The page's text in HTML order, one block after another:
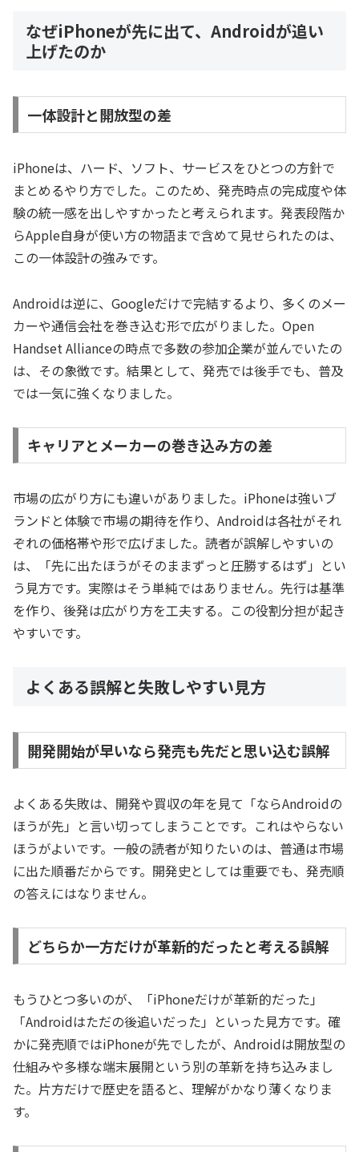
なぜiPhoneが先に出て、Androidが追い
上げたのか
一体設計と開放型の差
iPhoneは、ハード、ソフト、サービスをひとつの方針で
まとめるやり方でした。このため、発売時点の完成度や体
験の統一感を出しやすかったと考えられます。発表段階か
らApple自身が使い方の物語まで含めて見せられたのは、
この一体設計の強みです。
Androidは逆に、Googleだけで完結するより、多くのメー
カーや通信会社を巻き込む形で広がりました。Open
Handset Allianceの時点で多数の参加企業が並んでいたの
は、その象徴です。結果として、発売では後手でも、普及
では一気に強くなりました。
キャリアとメーカーの巻き込み方の差
市場の広がり方にも違いがありました。iPhoneは強いブ
ランドと体験で市場の期待を作り、Androidは各社がそれ
ぞれの価格帯や形で広げました。読者が誤解しやすいの
は、「先に出たほうがそのままずっと圧勝するはず」とい
う見方です。実際はそう単純ではありません。先行は基準
を作り、後発は広がり方を工夫する。この役割分担が起き
やすいです。
よくある誤解と失敗しやすい見方
開発開始が早いなら発売も先だと思い込む誤解
よくある失敗は、開発や買収の年を見て「ならAndroidの
ほうが先」と言い切ってしまうことです。これはやらない
ほうがよいです。一般の読者が知りたいのは、普通は市場
に出た順番だからです。開発史としては重要でも、発売順
の答えにはなりません。
どちらか一方だけが革新的だったと考える誤解
もうひとつ多いのが、「iPhoneだけが革新的だった」
「Androidはただの後追いだった」といった見方です。確
かに発売順ではiPhoneが先でしたが、Androidは開放型の
仕組みや多様な端末展開という別の革新を持ち込みまし
た。片方だけで歴史を語ると、理解がかなり薄くなりま
す。